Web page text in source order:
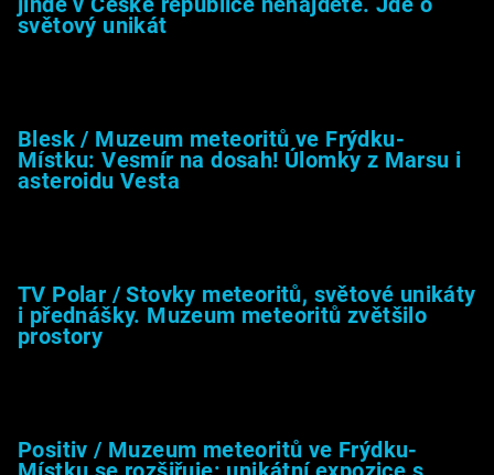
světový unikát
Blesk / Muzeum meteoritů ve Frýdku-
Místku: Vesmír na dosah! Úlomky z Marsu i
asteroidu Vesta
TV Polar / Stovky meteoritů, světové unikáty
i přednášky. Muzeum meteoritů zvětšilo
prostory
Positiv / Muzeum meteoritů ve Frýdku-